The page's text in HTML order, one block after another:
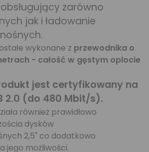
obsługujący zarówno
jak i ładowanie
wykonane z przewodnika o
- całość w gęstym oplocie
jest certyfikowany na
2.0 (do 480 Mbit/s).
również prawidłowo
dysków
2,5" co dodatkowo
jego możliwości.